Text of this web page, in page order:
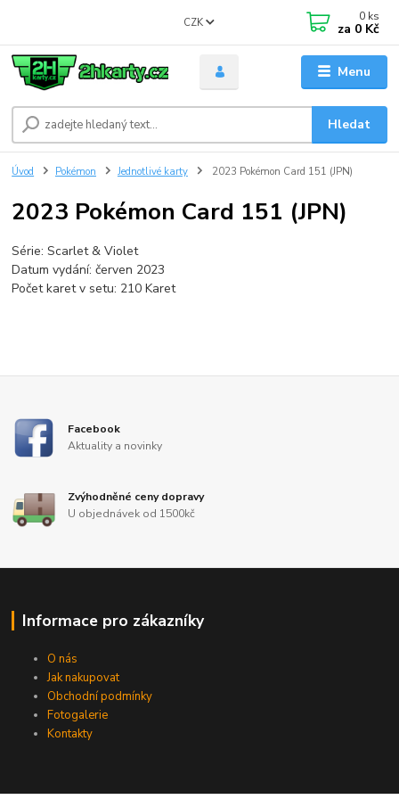
Menu
CZK
Hledat
0 ks
za 0 Kč
Úvod Pokémon Jednotlivé karty 2023 Pokémon Card 151 (JPN)
2023 Pokémon Card 151 (JPN)
Série: Scarlet & Violet
Datum vydání: červen 2023
Počet karet v setu: 210 Karet
Facebook
Aktuality a novinky
Zvýhodněné ceny dopravy
U objednávek od 1500kč
Informace pro zákazníky
O nás
Jak nakupovat
Obchodní podmínky
Fotogalerie
Kontakty